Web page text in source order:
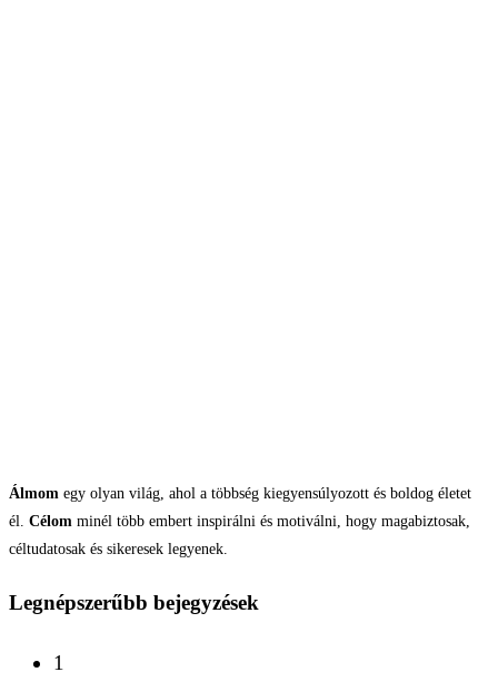
Álmom egy olyan világ, ahol a többség kiegyensúlyozott és boldog életet
él. Célom minél több embert inspirálni és motiválni, hogy magabiztosak,
céltudatosak és sikeresek legyenek.
Legnépszerűbb bejegyzések
1